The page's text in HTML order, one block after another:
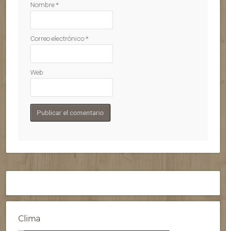
Nombre*
Correo electrónico*
Web
Clima